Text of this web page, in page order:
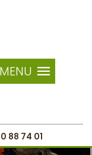
MENU
88 74 01